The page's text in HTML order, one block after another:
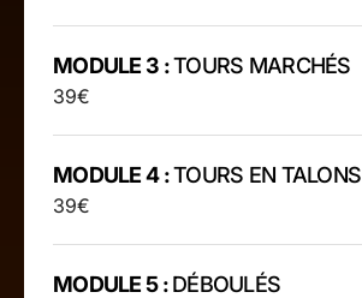
MODULE 3 :TOURS MARCHÉS
39€
MODULE 4 :TOURS EN TALONS
39€
MODULE 5 :DÉBOULÉS